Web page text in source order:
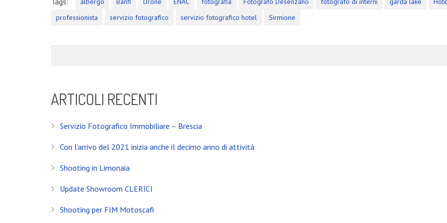
professionista
servizio fotografico servizio fotografico hotel Sirmione
ARTICOLI RECENTI
Servizio Fotografico Immobiliare – Brescia
Con l’arrivo del 2021 inizia anche il decimo anno di attività
Shooting in Limonaia
Update Showroom CLERICI
Shooting per FIM Motoscafi
Update Showroom CLERICI
Brescia - ITALIA
info@banfimirko.it
Banfi Mirko - Fotografo, Desenzano del Garda (BS) - Mobile +39 329 0131547 P.Iva: IT03441330986